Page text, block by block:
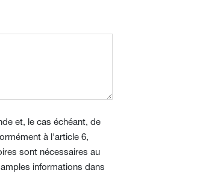
et, le cas échéant, de
à l'article 6,
sont nécessaires au
informations dans